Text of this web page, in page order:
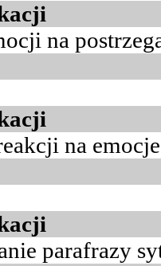
na
na
parafrazy